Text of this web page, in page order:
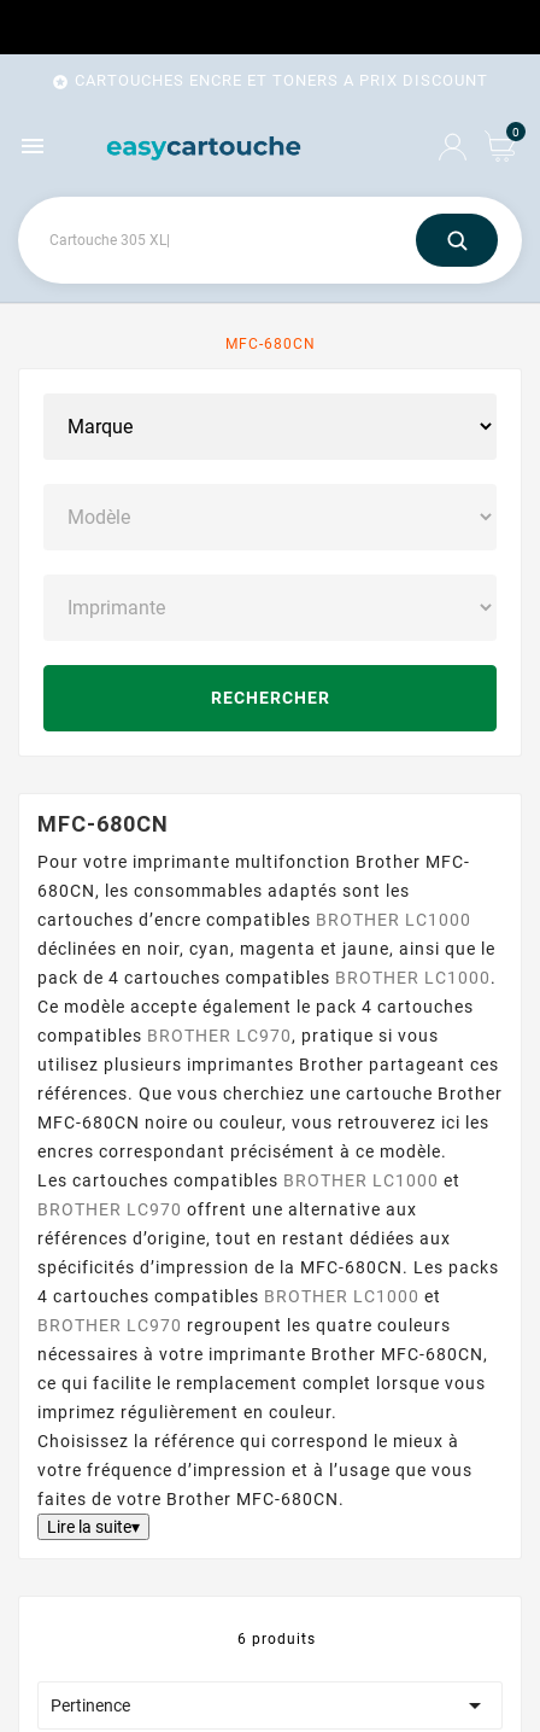
 CARTOUCHES ENCRE ET TONERS A PRIX DISCOUNT
 0
MFC-680CN
RECHERCHER
MFC-680CN
Pour votre imprimante multifonction Brother MFC-
680CN, les consommables adaptés sont les
cartouches d’encre compatibles BROTHER LC1000
déclinées en noir, cyan, magenta et jaune, ainsi que le
pack de 4 cartouches compatibles BROTHER LC1000.
Ce modèle accepte également le pack 4 cartouches
compatibles BROTHER LC970, pratique si vous
utilisez plusieurs imprimantes Brother partageant ces
références. Que vous cherchiez une cartouche Brother
MFC-680CN noire ou couleur, vous retrouverez ici les
encres correspondant précisément à ce modèle.
Les cartouches compatibles BROTHER LC1000 et
BROTHER LC970 offrent une alternative aux
références d’origine, tout en restant dédiées aux
spécificités d’impression de la MFC-680CN. Les packs
4 cartouches compatibles BROTHER LC1000 et
BROTHER LC970 regroupent les quatre couleurs
nécessaires à votre imprimante Brother MFC-680CN,
ce qui facilite le remplacement complet lorsque vous
imprimez régulièrement en couleur.
Choisissez la référence qui correspond le mieux à
votre fréquence d’impression et à l’usage que vous
faites de votre Brother MFC-680CN.
Lire la suite▾
6 produits
Pertinence 